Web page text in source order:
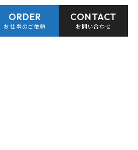
ORDER
お仕事のご依頼
CONTACT
お問い合わせ